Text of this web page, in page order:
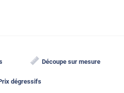
Découpe sur mesure
dégressifs